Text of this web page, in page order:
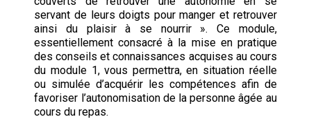
servant de leurs doigts pour manger et retrouver
ainsi du plaisir à se nourrir ». Ce module,
essentiellement consacré à la mise en pratique
des conseils et connaissances acquises au cours
du module 1, vous permettra, en situation réelle
ou simulée d’acquérir les compétences afin de
favoriser l’autonomisation de la personne âgée au
cours du repas.